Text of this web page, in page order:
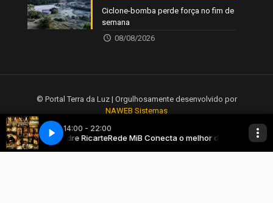
Ciclone-bomba perde força no fim de
semana
08/08/2026
© Portal Terra da Luz | Orgulhosamente desenvolvido por
NAWEB Sistemas